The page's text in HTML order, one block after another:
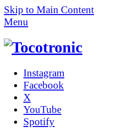
Skip to Main Content
Menu
Instagram
Facebook
X
YouTube
Spotify